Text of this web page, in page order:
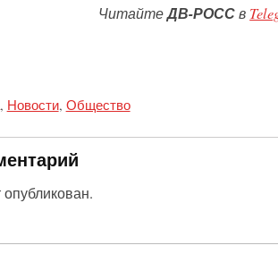
ЧитайтеДВ-РОССв
, Новости, Общество